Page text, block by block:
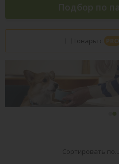
Подбор по
Товары с PRO
Сортировать по...